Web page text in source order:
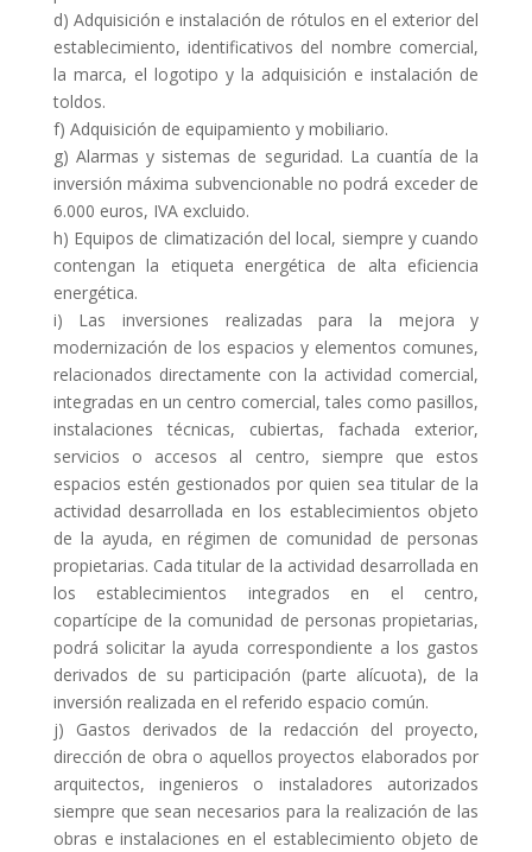
d) Adquisición e instalación de rótulos en el exterior del
establecimiento, identificativos del nombre comercial,
la marca, el logotipo y la adquisición e instalación de
toldos.
f) Adquisición de equipamiento y mobiliario.
g) Alarmas y sistemas de seguridad. La cuantía de la
inversión máxima subvencionable no podrá exceder de
6.000 euros, IVA excluido.
h) Equipos de climatización del local, siempre y cuando
contengan la etiqueta energética de alta eficiencia
energética.
i) Las inversiones realizadas para la mejora y
modernización de los espacios y elementos comunes,
relacionados directamente con la actividad comercial,
integradas en un centro comercial, tales como pasillos,
instalaciones técnicas, cubiertas, fachada exterior,
servicios o accesos al centro, siempre que estos
espacios estén gestionados por quien sea titular de la
actividad desarrollada en los establecimientos objeto
de la ayuda, en régimen de comunidad de personas
propietarias. Cada titular de la actividad desarrollada en
los establecimientos integrados en el centro,
copartícipe de la comunidad de personas propietarias,
podrá solicitar la ayuda correspondiente a los gastos
derivados de su participación (parte alícuota), de la
inversión realizada en el referido espacio común.
j) Gastos derivados de la redacción del proyecto,
dirección de obra o aquellos proyectos elaborados por
arquitectos, ingenieros o instaladores autorizados
siempre que sean necesarios para la realización de las
obras e instalaciones en el establecimiento objeto de